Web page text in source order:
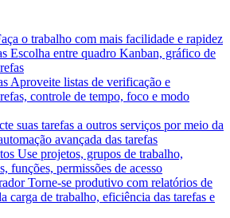
o trabalho com mais facilidade e rapidez
Escolha entre quadro Kanban, gráfico de
Aproveite listas de verificação e
controle de tempo, foco e modo
suas tarefas a outros serviços por meio da
avançada das tarefas
Use projetos, grupos de trabalho,
funções, permissões de acesso
Torne-se produtivo com relatórios de
carga de trabalho, eficiência das tarefas e